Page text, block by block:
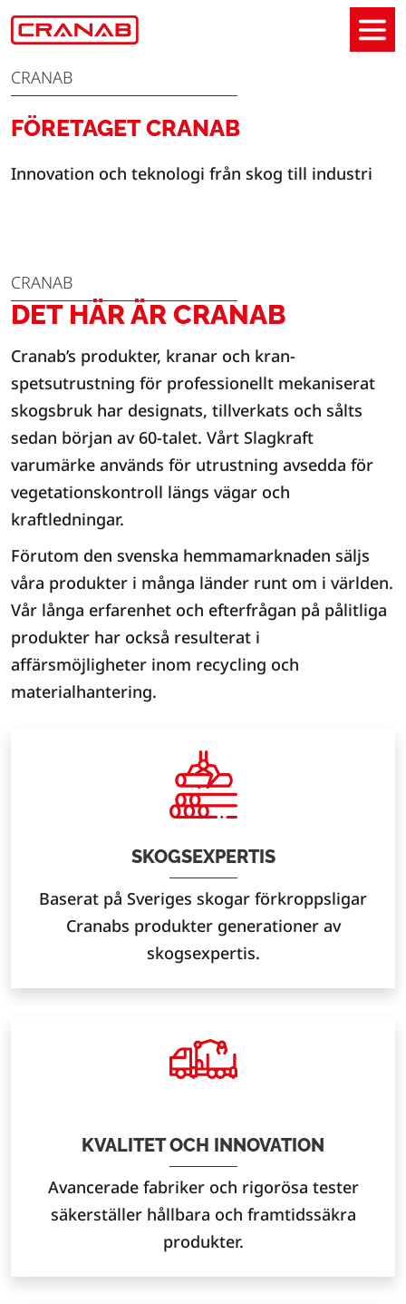
CRANAB
FÖRETAGET CRANAB
Innovation och teknologi från skog till industri
SKOGSEXPERTIS
Baserat på Sveriges skogar förkroppsligar
Cranabs produkter generationer av
skogsexpertis.
KVALITET OCH INNOVATION
Avancerade fabriker och rigorösa tester
säkerställer hållbara och framtidssäkra
produkter.
CRANAB
DET HÄR ÄR CRANAB
Cranab’s produkter, kranar och kran-
spetsutrustning för professionellt mekaniserat
skogsbruk har designats, tillverkats och sålts
sedan början av 60-talet. Vårt Slagkraft
varumärke används för utrustning avsedda för
vegetationskontroll längs vägar och
kraftledningar.
Förutom den svenska hemmamarknaden säljs
våra produkter i många länder runt om i världen.
Vår långa erfarenhet och efterfrågan på pålitliga
produkter har också resulterat i
affärsmöjligheter inom recycling och
materialhantering.